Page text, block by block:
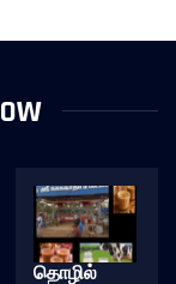
தொழில்